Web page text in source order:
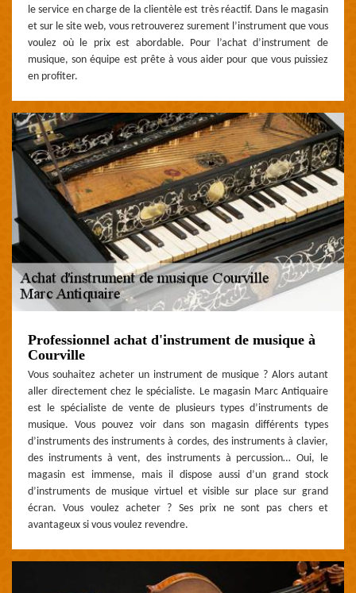
le service en charge de la clientèle est très réactif. Dans le magasin
et sur le site web, vous retrouverez surement l’instrument que vous
voulez où le prix est abordable. Pour l’achat d’instrument de
musique, son équipe est prête à vous aider pour que vous puissiez
en profiter.
Professionnel achat d'instrument de musique à
Courville
Vous souhaitez acheter un instrument de musique ? Alors autant
aller directement chez le spécialiste. Le magasin Marc Antiquaire
est le spécialiste de vente de plusieurs types d’instruments de
musique. Vous pouvez voir dans son magasin différents types
d’instruments des instruments à cordes, des instruments à clavier,
des instruments à vent, des instruments à percussion… Oui, le
magasin est immense, mais il dispose aussi d’un grand stock
d’instruments de musique virtuel et visible sur place sur grand
écran. Vous voulez acheter ? Ses prix ne sont pas chers et
avantageux si vous voulez revendre.